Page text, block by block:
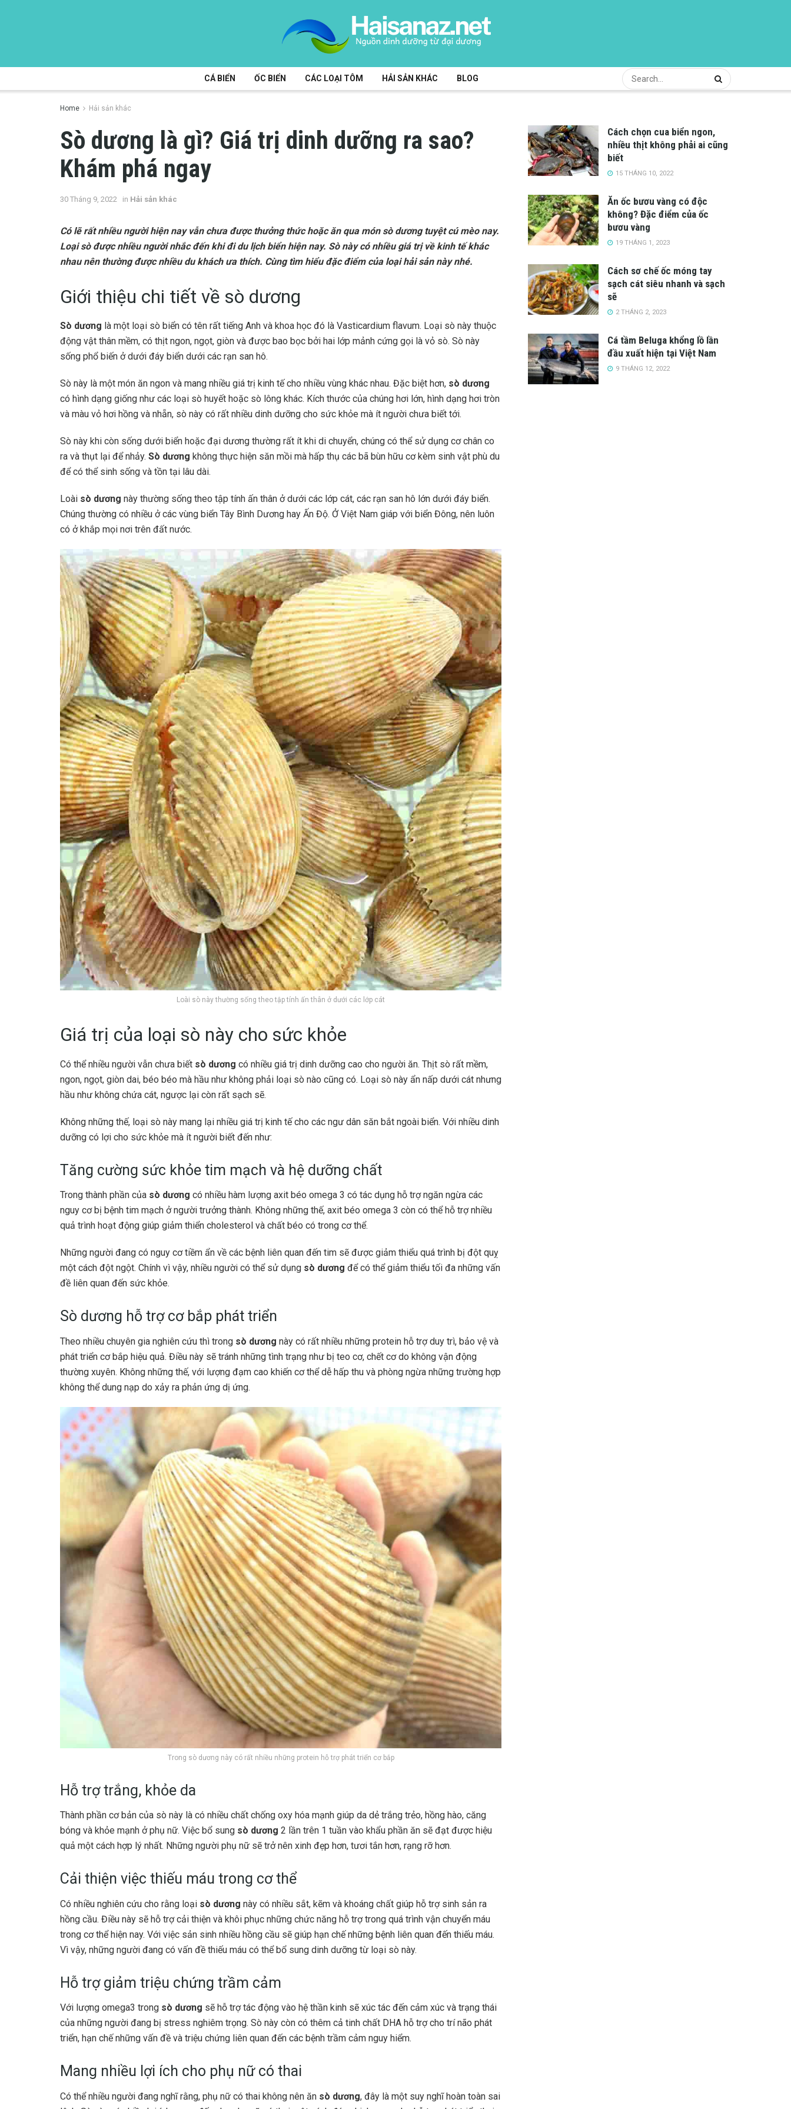
CÁ BIỂN ỐC BIỂN CÁC LOẠI TÔM HẢI SẢN KHÁC BLOG
Home Hải sản khác
Sò dương là gì? Giá trị dinh dưỡng ra sao?
Khám phá ngay
30 Tháng 9, 2022 in Hải sản khác
Có lẽ rất nhiều người hiện nay vẫn chưa được thưởng thức hoặc ăn qua món sò dương tuyệt cú mèo nay.
Loại sò được nhiều người nhắc đến khi đi du lịch biển hiện nay. Sò này có nhiều giá trị về kinh tế khác
nhau nên thường được nhiều du khách ưa thích. Cùng tìm hiểu đặc điểm của loại hải sản này nhé.
Giới thiệu chi tiết về sò dương
Sò dương là một loại sò biển có tên rất tiếng Anh và khoa học đó là Vasticardium flavum. Loại sò này thuộc
động vật thân mềm, có thịt ngon, ngọt, giòn và được bao bọc bởi hai lớp mảnh cứng gọi là vỏ sò. Sò này
sống phổ biến ở dưới đáy biển dưới các rạn san hô.
Sò này là một món ăn ngon và mang nhiều giá trị kinh tế cho nhiều vùng khác nhau. Đặc biệt hơn, sò dương
có hình dạng giống như các loại sò huyết hoặc sò lông khác. Kích thước của chúng hơi lớn, hình dạng hơi tròn
và màu vỏ hơi hồng và nhẵn, sò này có rất nhiều dinh dưỡng cho sức khỏe mà ít người chưa biết tới.
Sò này khi còn sống dưới biển hoặc đại dương thường rất ít khi di chuyển, chúng có thể sử dụng cơ chân co
ra và thụt lại để nhảy. Sò dương không thực hiện săn mồi mà hấp thụ các bã bùn hữu cơ kèm sinh vật phù du
để có thể sinh sống và tồn tại lâu dài.
Loài sò dương này thường sống theo tập tính ấn thân ở dưới các lớp cát, các rạn san hô lớn dưới đáy biển.
Chúng thường có nhiều ở các vùng biển Tây Bình Dương hay Ấn Độ. Ở Việt Nam giáp với biển Đông, nên luôn
có ở khắp mọi nơi trên đất nước.
Loài sò này thường sống theo tập tính ấn thân ở dưới các lớp cát
Giá trị của loại sò này cho sức khỏe
Có thể nhiều người vẫn chưa biết sò dương có nhiều giá trị dinh dưỡng cao cho người ăn. Thịt sò rất mềm,
ngon, ngọt, giòn dai, béo béo mà hầu như không phải loại sò nào cũng có. Loại sò này ẩn nấp dưới cát nhưng
hầu như không chứa cát, ngược lại còn rất sạch sẽ.
Không những thế, loại sò này mang lại nhiều giá trị kinh tế cho các ngư dân săn bắt ngoài biển. Với nhiều dinh
dưỡng có lợi cho sức khỏe mà ít người biết đến như:
Tăng cường sức khỏe tim mạch và hệ dưỡng chất
Trong thành phần của sò dương có nhiều hàm lượng axit béo omega 3 có tác dụng hỗ trợ ngăn ngừa các
nguy cơ bị bệnh tim mạch ở người trưởng thành. Không những thế, axit béo omega 3 còn có thể hỗ trợ nhiều
quả trình hoạt động giúp giảm thiển cholesterol và chất béo có trong cơ thể.
Những người đang có nguy cơ tiềm ẩn về các bệnh liên quan đến tim sẽ được giảm thiểu quá trình bị đột quỵ
một cách đột ngột. Chính vì vậy, nhiều người có thể sử dụng sò dương để có thể giảm thiểu tối đa những vấn
đề liên quan đến sức khỏe.
Sò dương hỗ trợ cơ bắp phát triển
Theo nhiều chuyên gia nghiên cứu thì trong sò dương này có rất nhiều những protein hỗ trợ duy trì, bảo vệ và
phát triển cơ bắp hiệu quả. Điều này sẽ tránh những tình trạng như bị teo cơ, chết cơ do không vận động
thường xuyên. Không những thế, với lượng đạm cao khiến cơ thể dễ hấp thu và phòng ngừa những trường hợp
không thể dung nạp do xảy ra phản ứng dị ứng.
Trong sò dương này có rất nhiều những protein hỗ trợ phát triển cơ bắp
Hỗ trợ trắng, khỏe da
Thành phần cơ bản của sò này là có nhiều chất chống oxy hóa mạnh giúp da dẻ trắng trẻo, hồng hào, căng
bóng và khỏe mạnh ở phụ nữ. Việc bổ sung sò dương 2 lần trên 1 tuần vào khẩu phần ăn sẽ đạt được hiệu
quả một cách hợp lý nhất. Những người phụ nữ sẽ trở nên xinh đẹp hơn, tươi tắn hơn, rạng rỡ hơn.
Cải thiện việc thiếu máu trong cơ thể
Có nhiều nghiên cứu cho rằng loại sò dương này có nhiều sắt, kẽm và khoáng chất giúp hỗ trợ sinh sản ra
hồng cầu. Điều này sẽ hỗ trợ cải thiện và khôi phục những chức năng hỗ trợ trong quá trình vận chuyển máu
trong cơ thể hiện nay. Với việc sản sinh nhiều hồng cầu sẽ giúp hạn chế những bệnh liên quan đến thiếu máu.
Vì vậy, những người đang có vấn đề thiếu máu có thể bổ sung dinh dưỡng từ loại sò này.
Hỗ trợ giảm triệu chứng trầm cảm
Với lượng omega3 trong sò dương sẽ hỗ trợ tác động vào hệ thần kinh sẽ xúc tác đến cảm xúc và trạng thái
của những người đang bị stress nghiêm trọng. Sò này còn có thêm cả tinh chất DHA hỗ trợ cho trí não phát
triển, hạn chế những vấn đề và triệu chứng liên quan đến các bệnh trầm cảm nguy hiểm.
Mang nhiều lợi ích cho phụ nữ có thai
Có thể nhiều người đang nghĩ rằng, phụ nữ có thai không nên ăn sò dương, đây là một suy nghĩ hoàn toàn sai
Cách chọn cua biển ngon,
nhiều thịt không phải ai cũng
biết
15 THÁNG 10, 2022
Ăn ốc bươu vàng có độc
không? Đặc điểm của ốc
bươu vàng
19 THÁNG 1, 2023
Cách sơ chế ốc móng tay
sạch cát siêu nhanh và sạch
sẽ
2 THÁNG 2, 2023
Cá tầm Beluga khổng lồ lần
đầu xuất hiện tại Việt Nam
9 THÁNG 12, 2022